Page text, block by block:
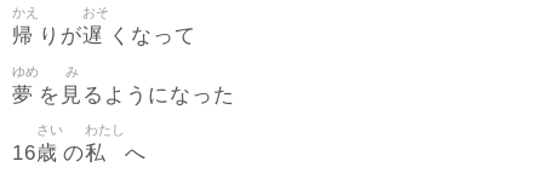
帰
かえ
りが遅
おそ
くなって
夢
ゆめ
を 見
み
るようになった
16歳
さい
の私
わたし
へ